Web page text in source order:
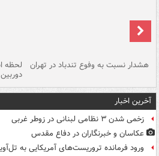
هشدار نسبت به وفوع تندباد در تهران
آخرین اخبار
زخمی شدن ۳ نظامی لبنانی در زوطر غربی
عکاسان و خبرنگاران در دفاع مقدس
ورود فرمانده تروریست‌های آمریکایی به